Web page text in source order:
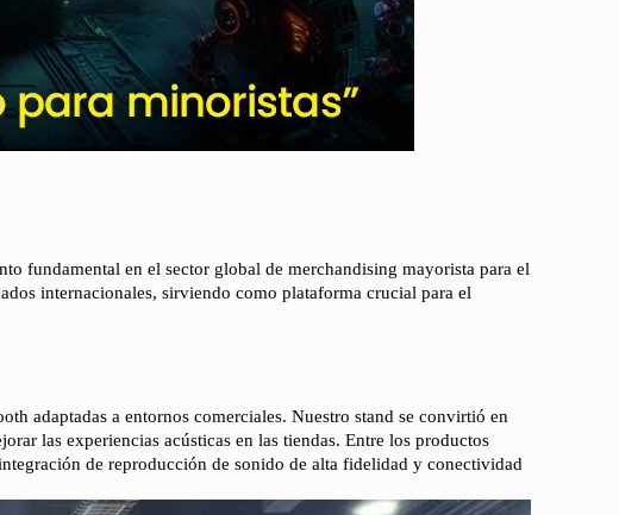
fundamental en el sector global de merchandising mayorista para el
internacionales, sirviendo como plataforma crucial para el
adaptadas a entornos comerciales. Nuestro stand se convirtió en
las experiencias acústicas en las tiendas. Entre los productos
de reproducción de sonido de alta fidelidad y conectividad